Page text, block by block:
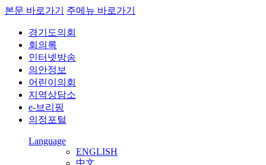
본문 바로가기 주메뉴 바로가기
경기도의회
회의록
인터넷방송
의안정보
어린이의회
지역상담소
e-브리핑
의정포털
Language
ENGLISH
中文